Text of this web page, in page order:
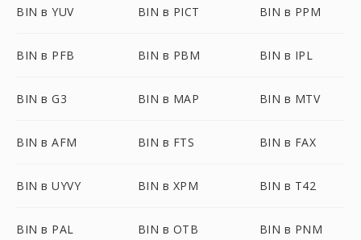
BIN в YUV BIN в PICT BIN в PPM
BIN в PFB BIN в PBM BIN в IPL
BIN в G3 BIN в MAP BIN в MTV
BIN в AFM BIN в FTS BIN в FAX
BIN в UYVY BIN в XPM BIN в T42
BIN в PAL BIN в OTB BIN в PNM